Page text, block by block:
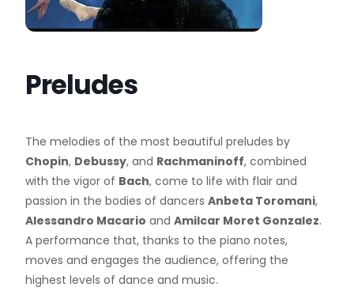
Preludes
The melodies of the most beautiful preludes by
Chopin, Debussy, and Rachmaninoff, combined
with the vigor of Bach, come to life with flair and
passion in the bodies of dancersAnbeta Toromani,
Alessandro Macario andAmilcar Moret Gonzalez.
A performance that, thanks to the piano notes,
moves and engages the audience, offering the
highest levels of dance and music.